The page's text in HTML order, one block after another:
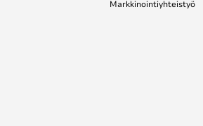
Markkinointiyhteistyö